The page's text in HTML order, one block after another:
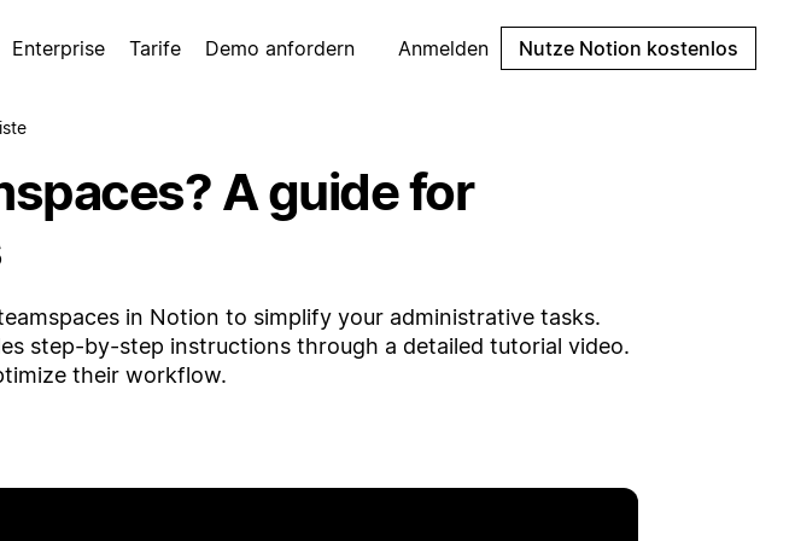
Enterprise Tarife Demo anfordern Anmelden Nutze Notion kostenlos
A guide for
in Notion to simplify your administrative tasks.
step-by-step instructions through a detailed tutorial video.
their workflow.